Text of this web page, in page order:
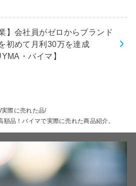
業】会社員がゼロからブランド
初めて月利30万を達成
・バイマ】
実際に売れた品
額品！バイマで実際に売れた商品紹介。